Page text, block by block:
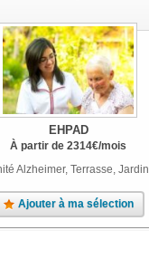
EHPAD
À partir de2314€/mois
Alzheimer, Terrasse, Jardin
Ajouter à ma sélection